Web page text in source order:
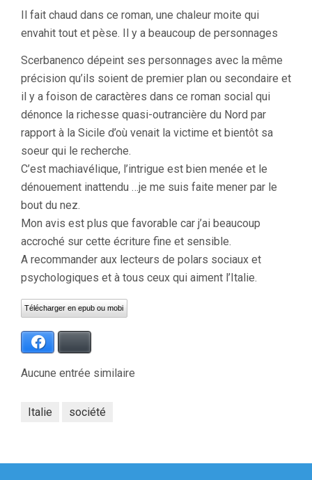
Il fait chaud dans ce roman, une chaleur moite qui
envahit tout et pèse. Il y a beaucoup de personnages
Scerbanenco dépeint ses personnages avec la même
précision qu’ils soient de premier plan ou secondaire et
il y a foison de caractères dans ce roman social qui
dénonce la richesse quasi-outrancière du Nord par
rapport à la Sicile d’où venait la victime et bientôt sa
soeur qui le recherche.
C’est machiavélique, l’intrigue est bien menée et le
dénouement inattendu …je me suis faite mener par le
bout du nez.
Mon avis est plus que favorable car j’ai beaucoup
accroché sur cette écriture fine et sensible.
A recommander aux lecteurs de polars sociaux et
psychologiques et à tous ceux qui aiment l’Italie.
Télécharger en epub ou mobi
Aucune entrée similaire
Italie société